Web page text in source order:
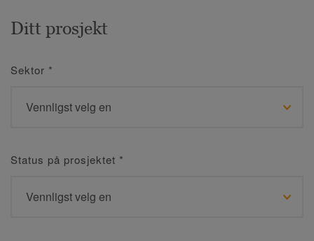
Ditt prosjekt
Sektor *
Status på prosjektet *